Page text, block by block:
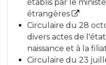
établis par le
étrangères
Circulaire du 28
divers actes de
naissance et à la
Circulaire du 23